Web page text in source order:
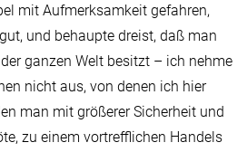
mit Aufmerksamkeit gefahren,
und behaupte dreist, daß man
ganzen Welt besitzt – ich nehme
nicht aus, von denen ich hier
man mit größerer Sicherheit und
zu einem vortrefflichen Handels